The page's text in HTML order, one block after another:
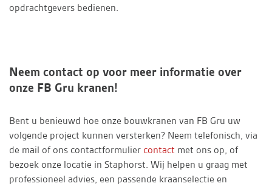
opdrachtgevers bedienen.
Neem contact op voor meer informatie over
onze FB Gru kranen!
Bent u benieuwd hoe onze bouwkranen van FB Gru uw
volgende project kunnen versterken? Neem telefonisch, via
de mail of ons contactformulier contact met ons op, of
bezoek onze locatie in Staphorst. Wij helpen u graag met
professioneel advies, een passende kraanselectie en